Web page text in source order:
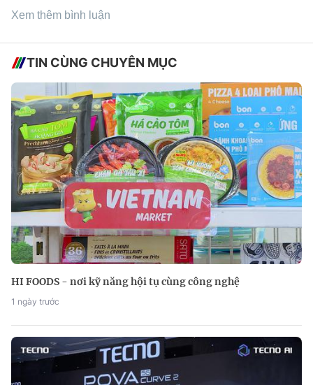
Xem thêm bình luận
TIN CÙNG CHUYÊN MỤC
HI FOODS - nơi kỹ năng hội tụ cùng công nghệ
1 ngày trước